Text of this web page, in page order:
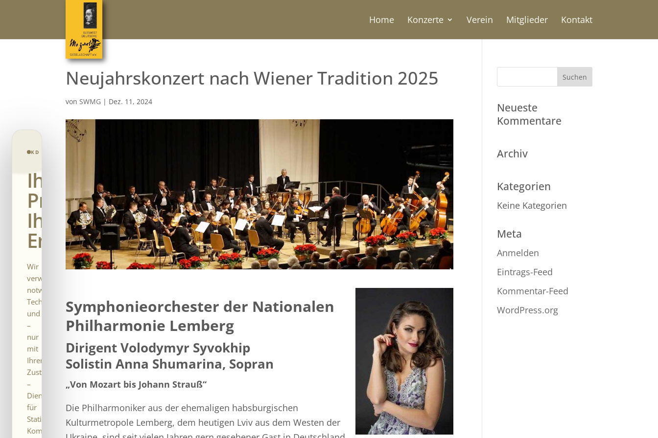
Home Konzerte Verein Mitglieder Kontakt
Neujahrskonzert nach Wiener Tradition 2025
vonSWMG | Dez. 11, 2024
Symphonieorchester der Nationalen
Philharmonie Lemberg
Dirigent Volodymyr Syvokhip
Solistin Anna Shumarina, Sopran
„Von Mozart bis Johann Strauß“
Die Philharmoniker aus der ehemaligen habsburgischen
Kulturmetropole Lemberg, dem heutigen Lviv aus dem Westen der
Neueste
Kommentare
Archiv
Kategorien
Keine Kategorien
Meta
Anmelden
Eintrags-Feed
Kommentar-Feed
WordPress.org
KD CONSENT · PRIVACY CONTROL
Ihre
Privatsphäre.
Ihre
Entscheidung.
Wir
verwenden
notwendige
Technologien
und
–
nur
mit
Ihrer
Zustimmung
–
Dienste
für
Statistik,
Komfort